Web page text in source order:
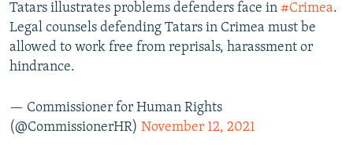
Tatars illustrates problems defenders face in #Crimea.
Legal counsels defending Tatars in Crimea must be
allowed to work free from reprisals, harassment or
hindrance.
— Commissioner for Human Rights
(@CommissionerHR) November 12, 2021